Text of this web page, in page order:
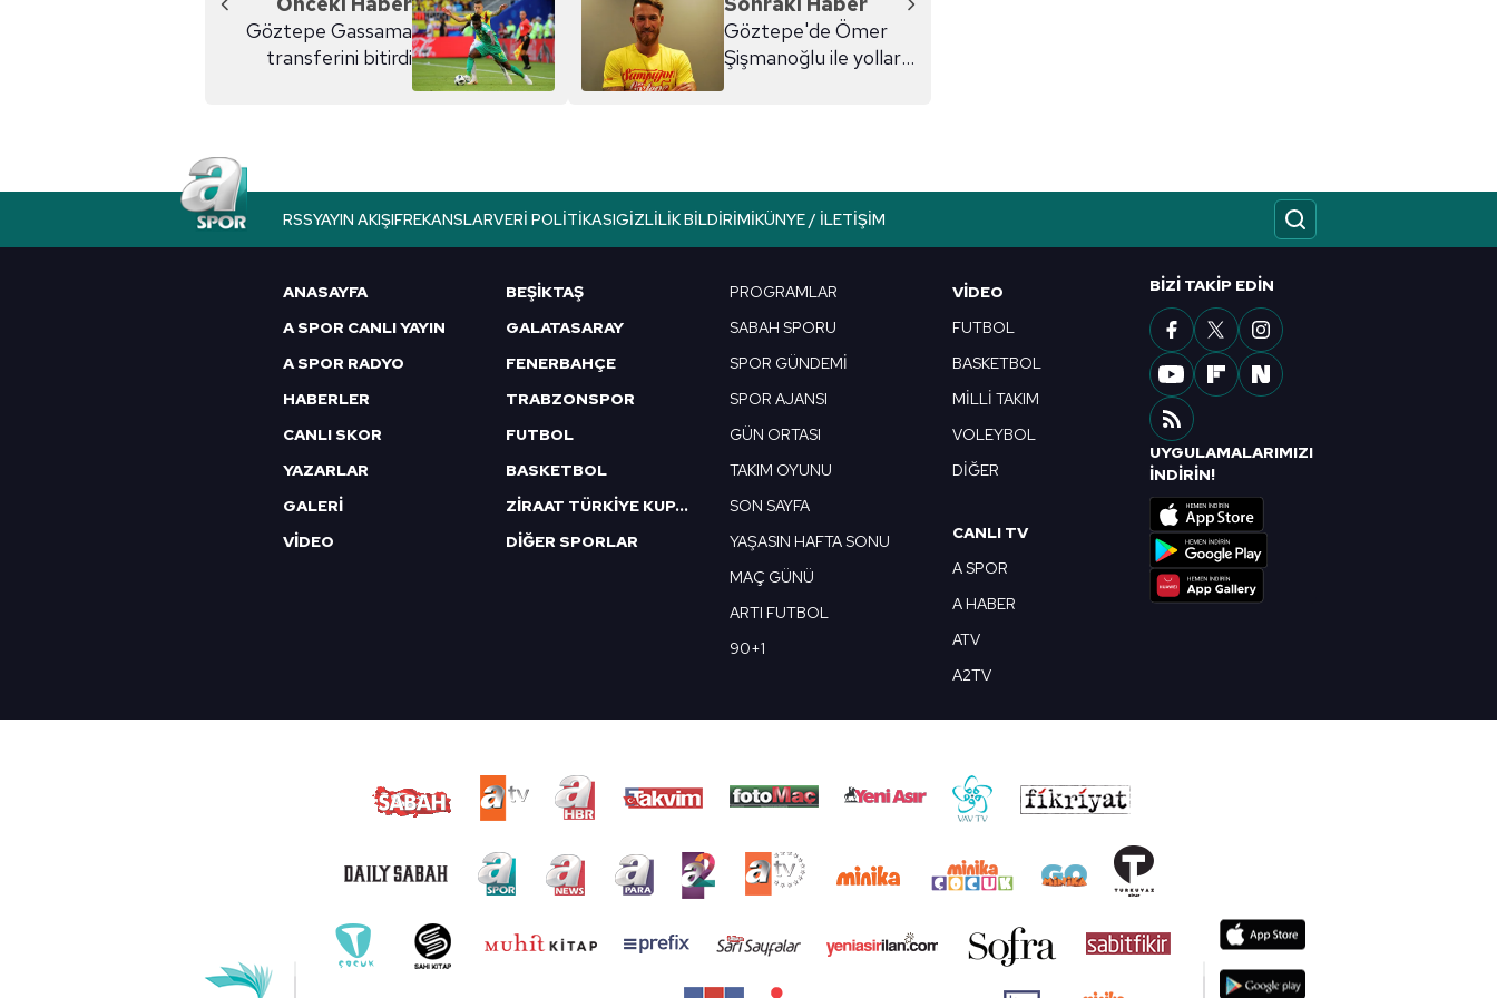
Göztepe Gassama
transferini bitirdi
Göztepe'de Ömer
Şişmanoğlu ile yollar
RSSYAYIN AKIŞIFREKANSLARVERI POLITIKASIGIZLILIK BILDIRIMIKÜNYE / İLETIŞIM
ANASAYFA
A SPOR CANLI YAYIN
A SPOR RADYO
HABERLER
CANLI SKOR
YAZARLAR
GALERİ
VİDEO
BEŞİKTAŞ
GALATASARAY
FENERBAHÇE
TRABZONSPOR
FUTBOL
BASKETBOL
ZİRAAT TÜRKİYE KUPASI
DİĞER SPORLAR
PROGRAMLAR
SABAH SPORU
SPOR GÜNDEMİ
SPOR AJANSI
GÜN ORTASI
TAKIM OYUNU
SON SAYFA
YAŞASIN HAFTA SONU
MAÇ GÜNÜ
ARTI FUTBOL
90+1
VIDEO
FUTBOL
BASKETBOL
MİLLİ TAKIM
VOLEYBOL
DİĞER
CANLI TV
A SPOR
A HABER
ATV
A2TV
BIZI TAKIP EDIN
UYGULAMALARIMIZI
İNDİRİN!